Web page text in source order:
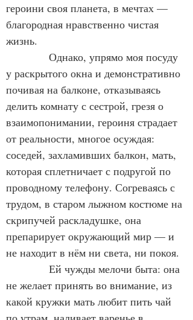
героини своя планета, в мечтах —
благородная нравственно чистая
жизнь.
Однако, упрямо моя посуду
у раскрытого окна и демонстративно
почивая на балконе, отказываясь
делить комнату с сестрой, грезя о
взаимопонимании, героиня страдает
от реальности, многое осуждая:
соседей, захламивших балкон, мать,
которая сплетничает с подругой по
проводному телефону. Согреваясь с
трудом, в старом лыжном костюме на
скрипучей раскладушке, она
препарирует окружающий мир — и
не находит в нём ни света, ни покоя.
Ей чужды мелочи быта: она
не желает принять во внимание, из
какой кружки мать любит пить чай